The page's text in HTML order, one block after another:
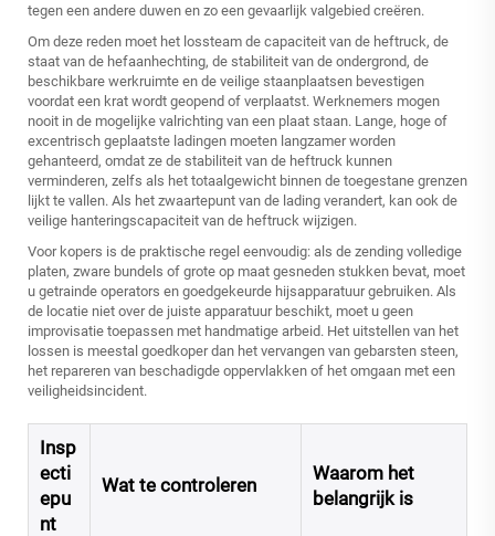
tegen een andere duwen en zo een gevaarlijk valgebied creëren.
Om deze reden moet het lossteam de capaciteit van de heftruck, de
staat van de hefaanhechting, de stabiliteit van de ondergrond, de
beschikbare werkruimte en de veilige staanplaatsen bevestigen
voordat een krat wordt geopend of verplaatst. Werknemers mogen
nooit in de mogelijke valrichting van een plaat staan. Lange, hoge of
excentrisch geplaatste ladingen moeten langzamer worden
gehanteerd, omdat ze de stabiliteit van de heftruck kunnen
verminderen, zelfs als het totaalgewicht binnen de toegestane grenzen
lijkt te vallen. Als het zwaartepunt van de lading verandert, kan ook de
veilige hanteringscapaciteit van de heftruck wijzigen.
Voor kopers is de praktische regel eenvoudig: als de zending volledige
platen, zware bundels of grote op maat gesneden stukken bevat, moet
u getrainde operators en goedgekeurde hijsapparatuur gebruiken. Als
de locatie niet over de juiste apparatuur beschikt, moet u geen
improvisatie toepassen met handmatige arbeid. Het uitstellen van het
lossen is meestal goedkoper dan het vervangen van gebarsten steen,
het repareren van beschadigde oppervlakken of het omgaan met een
veiligheidsincident.
Insp
ecti
epu
nt
Wat te controleren
Waarom het
belangrijk is